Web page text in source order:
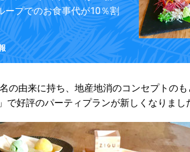
ープでのお食事代が10％割
の由来に持ち、地産地消のコンセプトの
」で好評のパーティプランが新しくなりまし